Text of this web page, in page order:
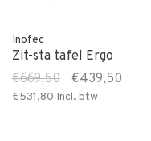
Inofec
Zit-sta tafel Ergo
€669,50
€439,50
€531,80 Incl. btw